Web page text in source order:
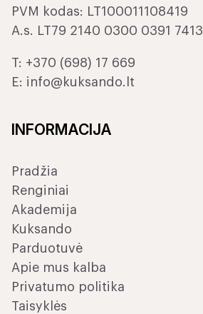
PVM kodas: LT100011108419
A.s. LT79 2140 0300 0391 7413
T: +370 (698) 17 669
E: info@kuksando.lt
INFORMACIJA
Pradžia
Renginiai
Akademija
Kuksando
Parduotuvė
Apie mus kalba
Privatumo politika
Taisyklės